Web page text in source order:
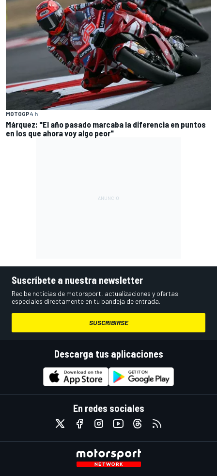
MOTOGP4 h
Márquez: "El año pasado marcaba la diferencia en puntos
en los que ahora voy algo peor"
Suscríbete a nuestra newsletter
Recibe noticias de motorsport, actualizaciones y ofertas
especiales directamente en tu bandeja de entrada.
SUSCRIBIRSE
Descarga tus aplicaciones
En redes sociales